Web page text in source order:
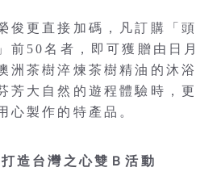
俊更直接加碼，凡訂購「頭
前50名者，即可獲贈由日月
洲茶樹淬煉茶樹精油的沐浴
芳大自然的遊程體驗時，更
心製作的特產品。
造台灣之心雙Ｂ活動